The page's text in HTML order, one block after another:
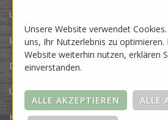
Unsere Produzenten
Lose Ware Konzept
Dein Eigenlabel
Über uns
Kontakt
Unsere Website verwendet
uns, Ihr Nutzerlebnis zu optimieren.
Website weiterhin nutzen, erklären
einverstanden.